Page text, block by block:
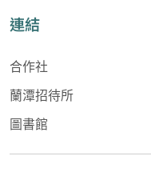
連結
合作社
蘭潭招待所
圖書館